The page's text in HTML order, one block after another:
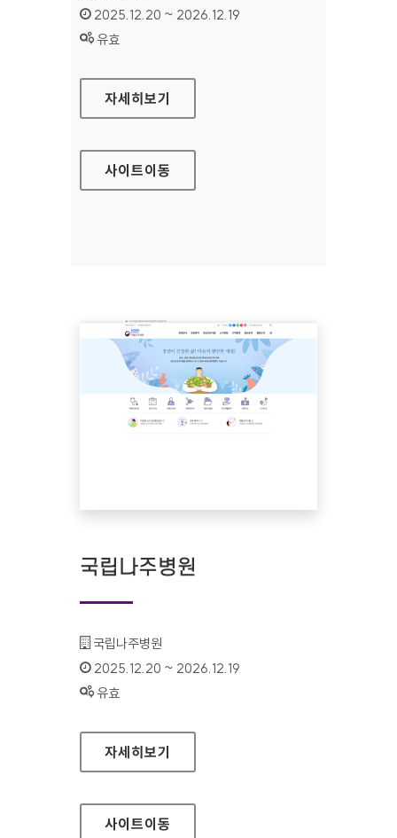
인증기간 :
2025.12.20 ~ 2026.12.19
상태 :
유효
국립마산병원
자세히보기
사이트이동
국립나주병원
기관명 :
국립나주병원
인증기간 :
2025.12.20 ~ 2026.12.19
상태 :
유효
국립나주병원
자세히보기
사이트이동